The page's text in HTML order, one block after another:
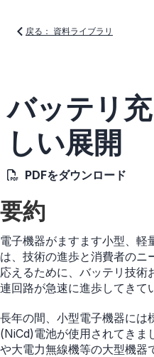
戻る： 資料ライブラリ
バッテリ
しい展開
PDFをダウンロード
要約
電子機器がますます小型、軽
は、技術の進歩と消費者のニ
応えるために、バッテリ技術
連回路が急速に進歩してきて
長年の間、小型電子機器には
(NiCd)電池が使用されてきま
や大電力無線機等の大型機器